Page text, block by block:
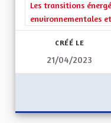
Filtrer les résultats
Les transitions
environnementales
CRÉÉ LE
21/04/2023